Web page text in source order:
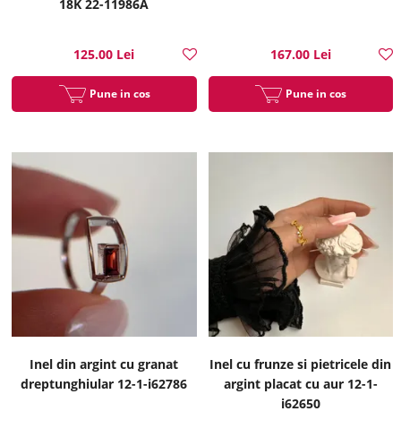
18K 22-11986A
125.00 Lei
Pune in cos
167.00 Lei
Pune in cos
Inel din argint cu granat
dreptunghiular 12-1-i62786
Inel cu frunze si pietricele din
argint placat cu aur 12-1-
i62650